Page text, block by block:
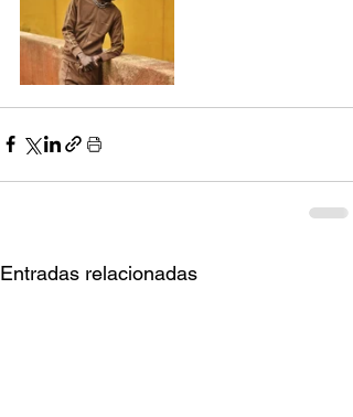
Entradas relacionadas